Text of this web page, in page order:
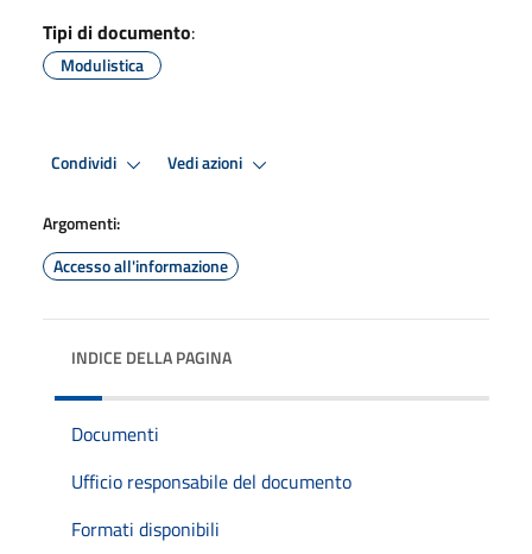
Tipi di documento:
Modulistica
Condividi Vedi azioni
Argomenti:
Accesso all'informazione
INDICE DELLA PAGINA
Documenti
Ufficio responsabile del documento
Formati disponibili